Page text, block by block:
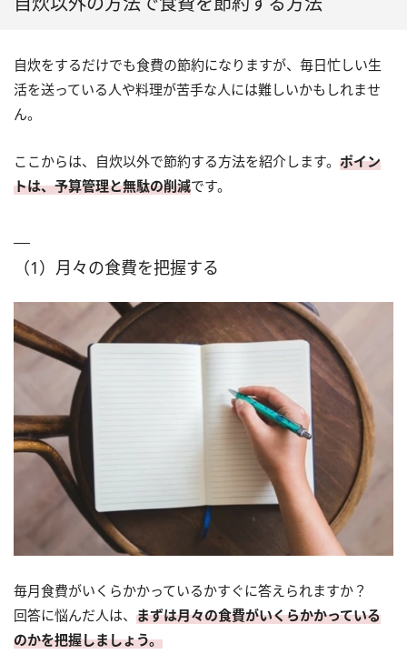
自炊をするだけでも食費の節約になりますが、毎日忙しい生
活を送っている人や料理が苦手な人には難しいかもしれませ
ん。
ここからは、自炊以外で節約する方法を紹介します。 ポイン
トは、予算管理と無駄の削減です。
（1）月々の食費を把握する
毎月食費がいくらかかっているかすぐに答えられますか？
回答に悩んだ人は、 まずは月々の食費がいくらかかっている
のかを把握しましょう。